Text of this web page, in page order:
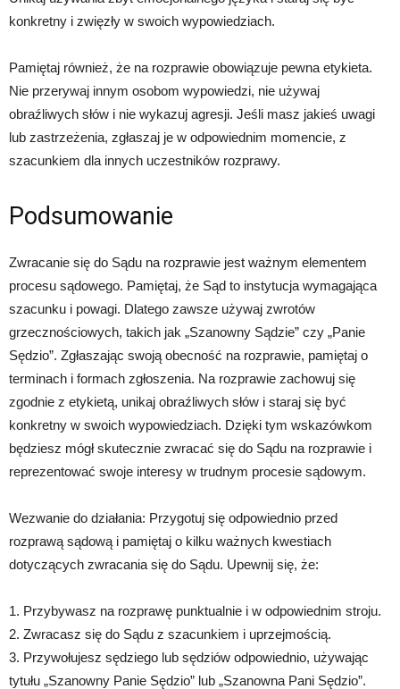
konkretny i zwięzły w swoich wypowiedziach.
Pamiętaj również, że na rozprawie obowiązuje pewna etykieta.
Nie przerywaj innym osobom wypowiedzi, nie używaj
obraźliwych słów i nie wykazuj agresji. Jeśli masz jakieś uwagi
lub zastrzeżenia, zgłaszaj je w odpowiednim momencie, z
szacunkiem dla innych uczestników rozprawy.
Podsumowanie
Zwracanie się do Sądu na rozprawie jest ważnym elementem
procesu sądowego. Pamiętaj, że Sąd to instytucja wymagająca
szacunku i powagi. Dlatego zawsze używaj zwrotów
grzecznościowych, takich jak „Szanowny Sądzie” czy „Panie
Sędzio”. Zgłaszając swoją obecność na rozprawie, pamiętaj o
terminach i formach zgłoszenia. Na rozprawie zachowuj się
zgodnie z etykietą, unikaj obraźliwych słów i staraj się być
konkretny w swoich wypowiedziach. Dzięki tym wskazówkom
będziesz mógł skutecznie zwracać się do Sądu na rozprawie i
reprezentować swoje interesy w trudnym procesie sądowym.
Wezwanie do działania: Przygotuj się odpowiednio przed
rozprawą sądową i pamiętaj o kilku ważnych kwestiach
dotyczących zwracania się do Sądu. Upewnij się, że:
1. Przybywasz na rozprawę punktualnie i w odpowiednim stroju.
2. Zwracasz się do Sądu z szacunkiem i uprzejmością.
3. Przywołujesz sędziego lub sędziów odpowiednio, używając
tytułu „Szanowny Panie Sędzio” lub „Szanowna Pani Sędzio”.